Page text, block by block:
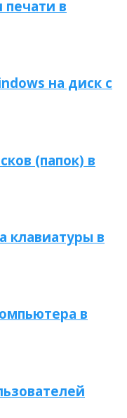
в
на диск с
(папок) в
клавиатуры в
в